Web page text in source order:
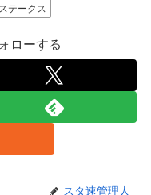
テークス
ローする
スタ速管理人